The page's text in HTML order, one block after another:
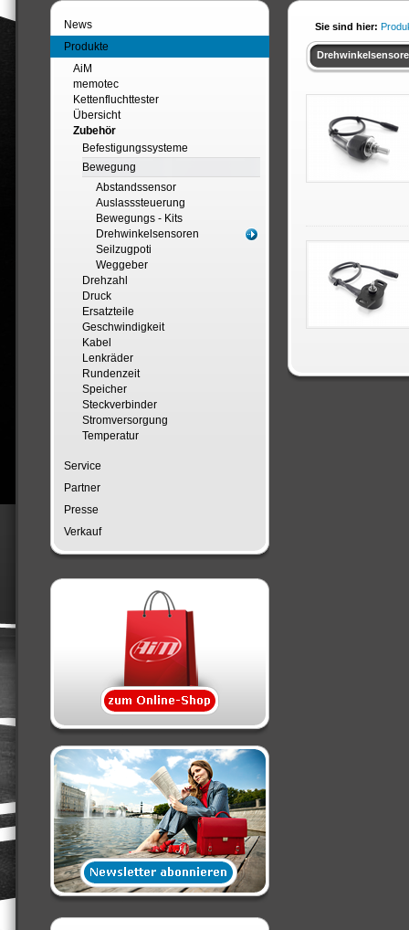
News
Produkte
AiM
memotec
Kettenfluchttester
Übersicht
Zubehör
Befestigungssysteme
Bewegung
Abstandssensor
Auslasssteuerung
Bewegungs - Kits
Drehwinkelsensoren
Seilzugpoti
Weggeber
Drehzahl
Druck
Ersatzteile
Geschwindigkeit
Kabel
Lenkräder
Rundenzeit
Speicher
Steckverbinder
Stromversorgung
Temperatur
Service
Partner
Presse
Verkauf
Sie sind hier: